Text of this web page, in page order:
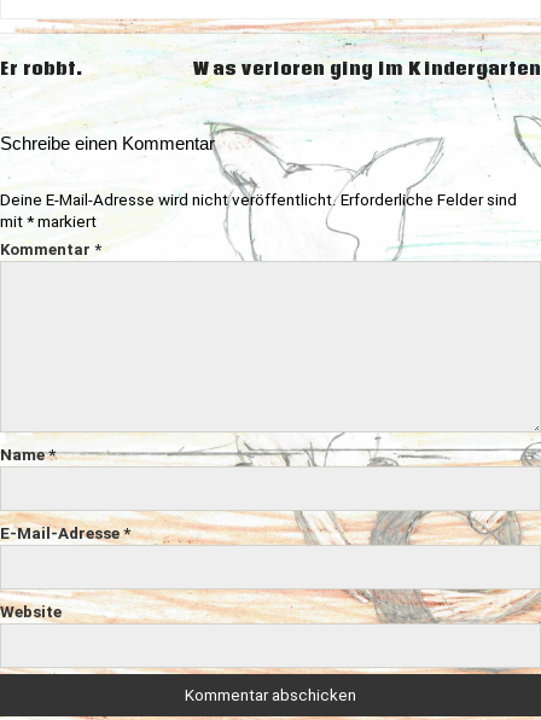
Beitragsnavigation
Er robbt. Was verloren ging im Kindergarten
Schreibe einen Kommentar
Deine E-Mail-Adresse wird nicht veröffentlicht. Erforderliche Felder sind
mit *markiert
Kommentar *
Name*
E-Mail-Adresse *
Website